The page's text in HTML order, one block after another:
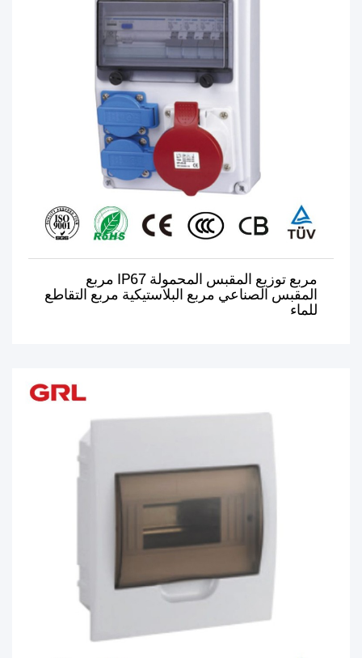
مربع توزيع المقبس المحمولة IP67 مربع
المقبس الصناعي مربع البلاستيكية مربع التقاطع
للماء